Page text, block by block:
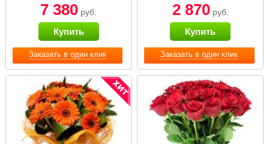
Заказать в один клик
7 380 руб.
Купить
Заказать в один клик
2 870руб.
Купить